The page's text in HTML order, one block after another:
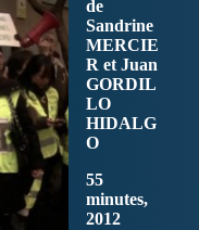
de
Sandrine
MERCIE
R et Juan
GORDIL
LO
HIDALG
O
55
minutes,
2012